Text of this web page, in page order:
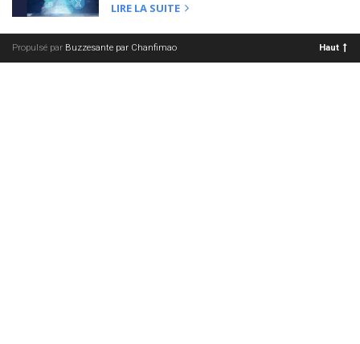
LIRE LA SUITE
Propulsé par Buzzesante par Chanfimao Haut